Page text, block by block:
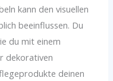
kann den visuellen
beeinflussen. Du
du mit einem
dekorativen
deinen